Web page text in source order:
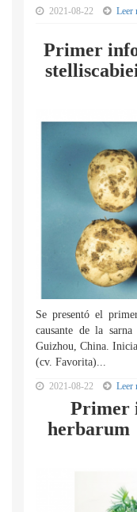
2021-08-22 Leer
Primer
Se presentó el
causante de la
Guizhou, China.
(cv. Favorita)...
2021-08-22 Leer
Primer
herbarum